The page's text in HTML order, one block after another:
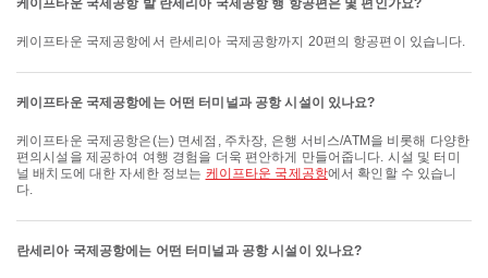
케이프타운 국제공항 발 란세리아 국제공항 행 항공편은 몇 편인가요?
케이프타운 국제공항에서 란세리아 국제공항까지 20편의 항공편이 있습니다.
케이프타운 국제공항에는 어떤 터미널과 공항 시설이 있나요?
케이프타운 국제공항은(는) 면세점, 주차장, 은행 서비스/ATM을 비롯해 다양한
편의시설을 제공하여 여행 경험을 더욱 편안하게 만들어줍니다. 시설 및 터미
널 배치도에 대한 자세한 정보는 케이프타운 국제공항에서 확인할 수 있습니
다.
란세리아 국제공항에는 어떤 터미널과 공항 시설이 있나요?